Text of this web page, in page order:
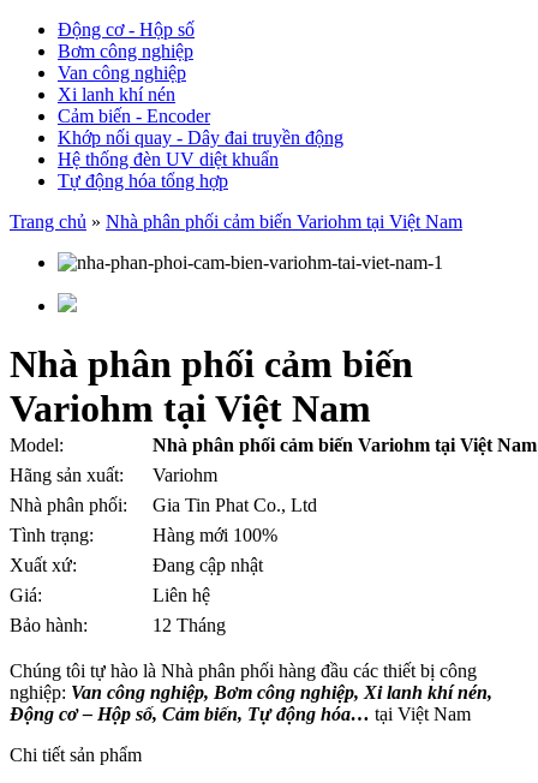
Động cơ - Hộp số
Bơm công nghiệp
Van công nghiệp
Xi lanh khí nén
Cảm biến - Encoder
Khớp nối quay - Dây đai truyền động
Hệ thống đèn UV diệt khuẩn
Tự động hóa tổng hợp
Trang chủ » Nhà phân phối cảm biến Variohm tại Việt Nam
Nhà phân phối cảm biến
Variohm tại Việt Nam
Model:
Nhà phân phối cảm biến Variohm tại Việt Nam
Hãng sản xuất:
Variohm
Nhà phân phối:
Gia Tin Phat Co., Ltd
Tình trạng:
Hàng mới 100%
Xuất xứ:
Đang cập nhật
Giá:
Liên hệ
Bảo hành:
12 Tháng
Chúng tôi tự hào là Nhà phân phối hàng đầu các thiết bị công
nghiệp: Van công nghiệp, Bơm công nghiệp, Xi lanh khí nén,
Động cơ – Hộp số, Cảm biến, Tự động hóa… tại Việt Nam
Chi tiết sản phẩm